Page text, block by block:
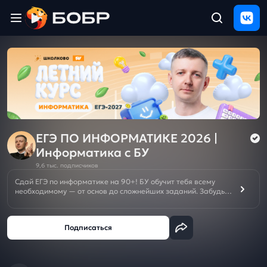
ЩЕЛЧОК
2026
Полезные
материалы
Проверка
сочинений
Тех
и
ЕГЭ ПО ИНФОРМАТИКЕ 2026 |
Информатика с БУ
9,6 тыс. подписчиков
Сдай ЕГЭ по информатике на 90+! БУ обучит тебя всему
необходимому — от основ до сложнейших заданий. Забудь о
🚨ПОДКЛЮЧИ ЩЕЛЧОК к ЕГЭ/ОГЭ 2026 БЕСПЛАТНО ➡️
ИЛИ